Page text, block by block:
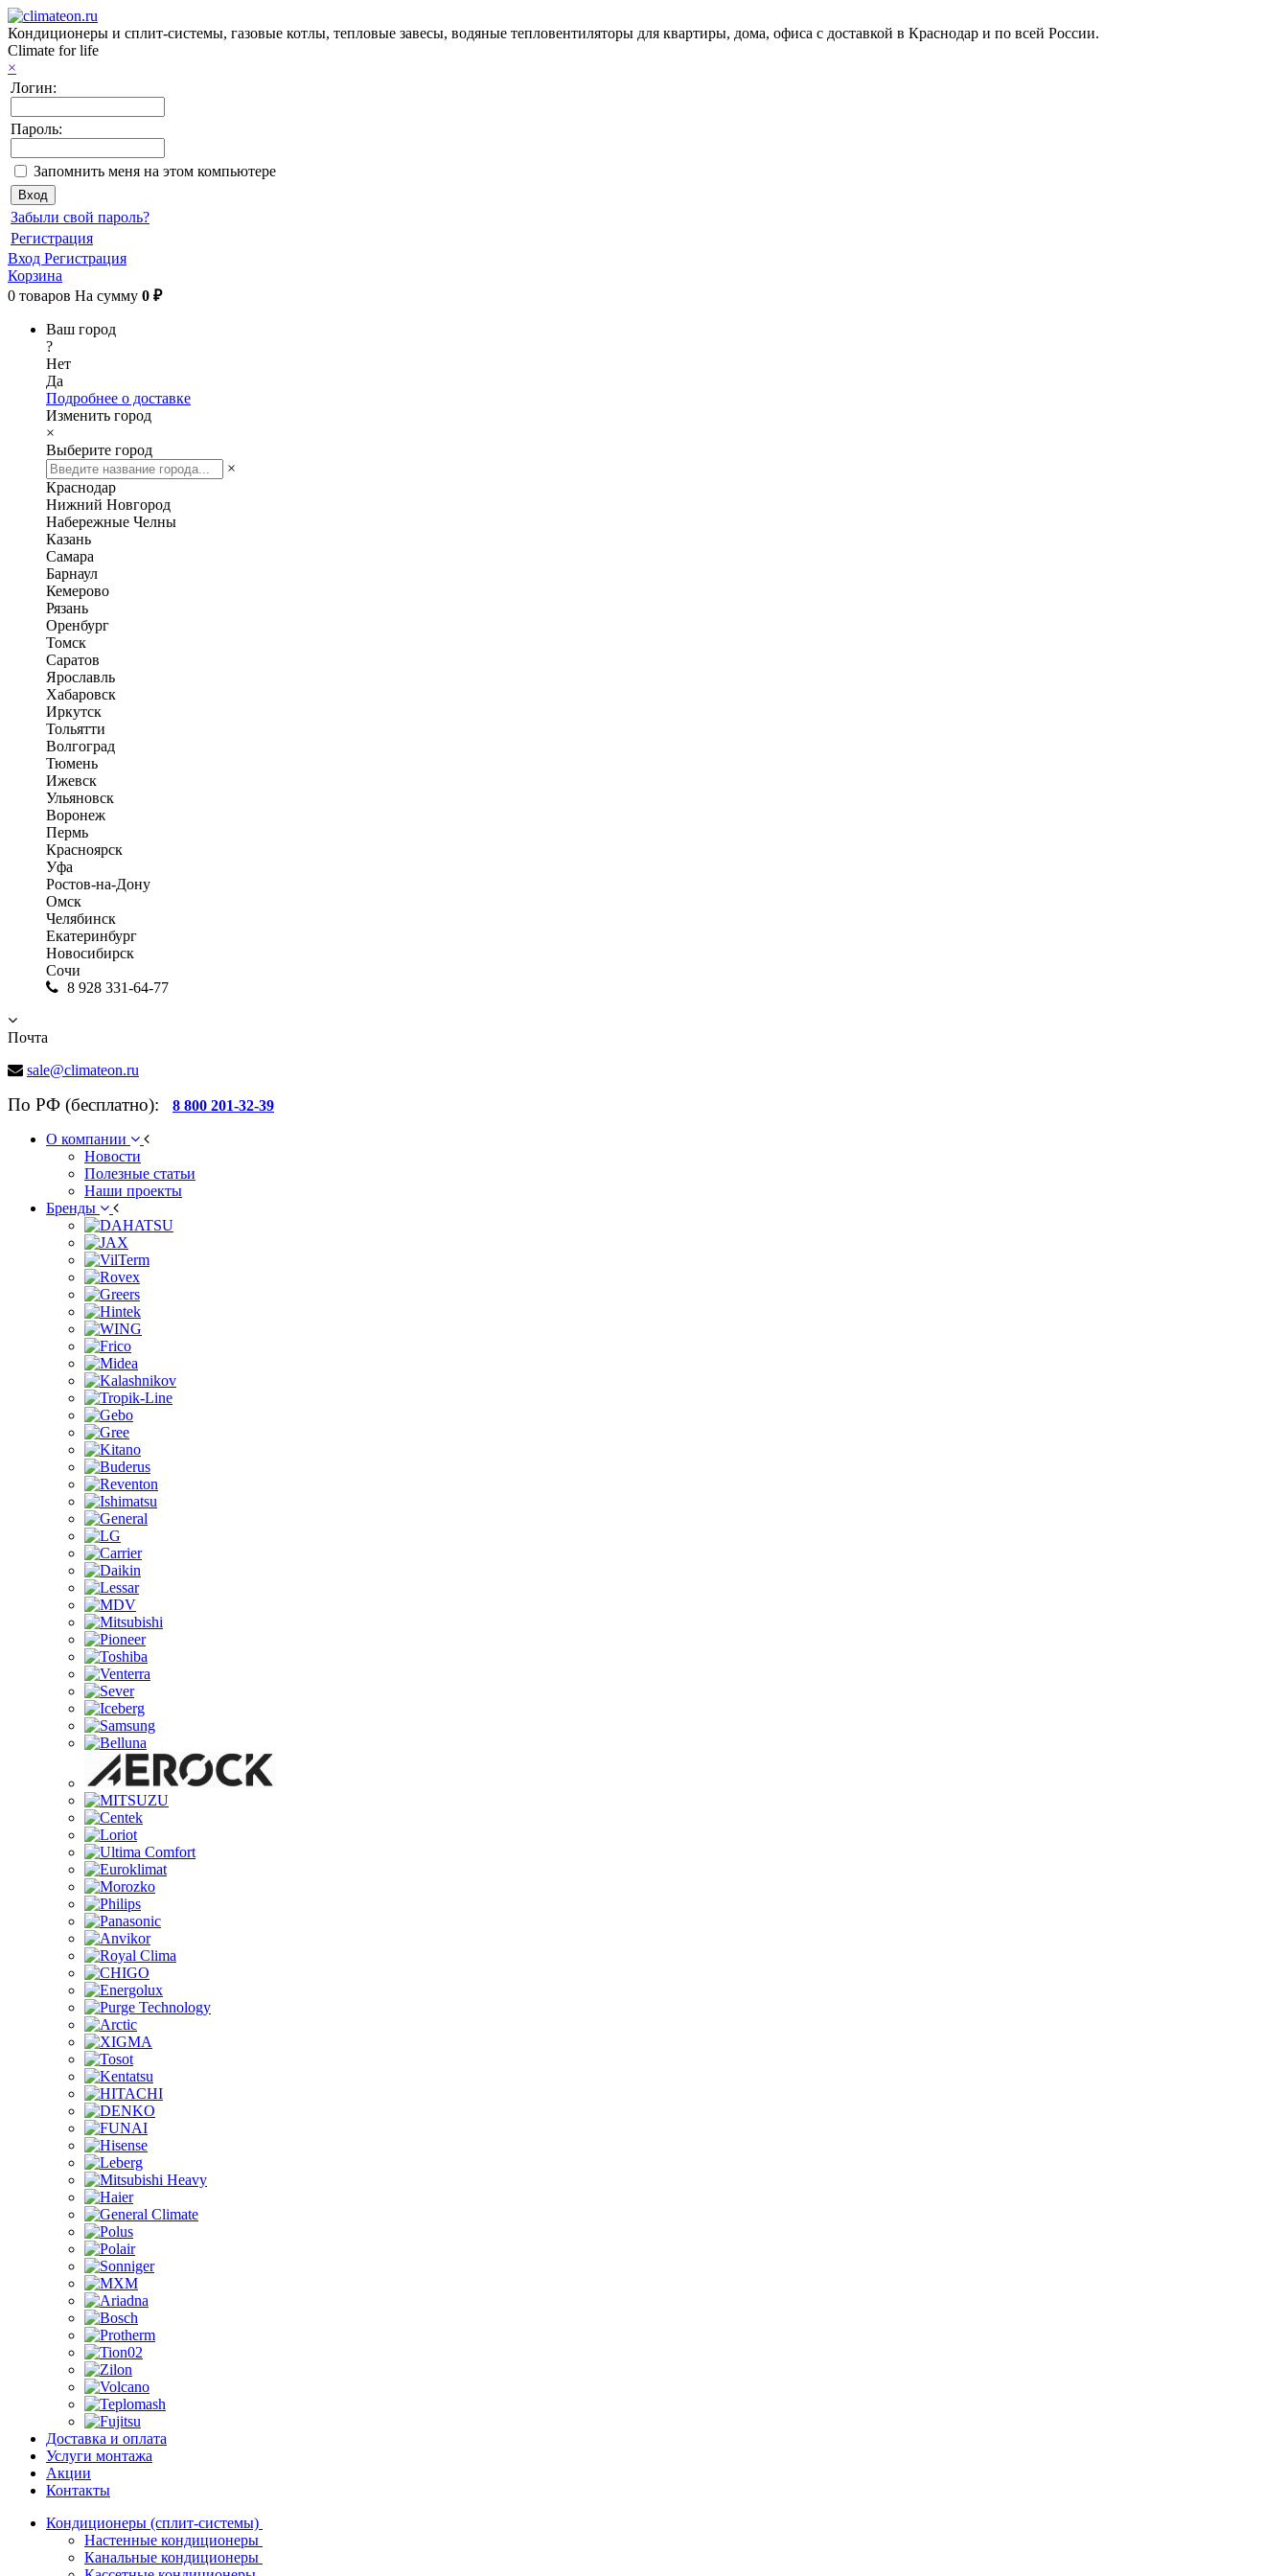
Кондиционеры и сплит-системы, газовые котлы, тепловые завесы, водяные тепловентиляторы для квартиры, дома, офиса с доставкой в Краснодар и по всей России.
Climate for life
×
Логин:
Пароль:
Запомнить меня на этом компьютере
Забыли свой пароль?
Регистрация
Вход Регистрация
Корзина
0 товаров На сумму 0 ₽
Ваш город
?
Нет
Да
Подробнее о доставке
Изменить город
×
Выберите город
×
Краснодар
Нижний Новгород
Набережные Челны
Казань
Самара
Барнаул
Кемерово
Рязань
Оренбург
Томск
Саратов
Ярославль
Хабаровск
Иркутск
Тольятти
Волгоград
Тюмень
Ижевск
Ульяновск
Воронеж
Пермь
Красноярск
Уфа
Ростов-на-Дону
Омск
Челябинск
Екатеринбург
Новосибирск
Сочи
8 928 331-64-77
Почта
sale@climateon.ru
По РФ (бесплатно): 8 800 201-32-39
О компании
Новости
Полезные статьи
Наши проекты
Бренды
Доставка и оплата
Услуги монтажа
Акции
Контакты
Кондиционеры (сплит-системы)
Настенные кондиционеры
Канальные кондиционеры